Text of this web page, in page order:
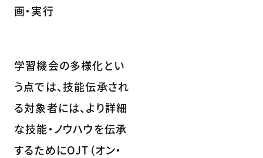
画・実行
学習機会の多様化とい
う点では、技能伝承され
る対象者には、より詳細
な技能・ノウハウを伝承
するためにOJT（オン・